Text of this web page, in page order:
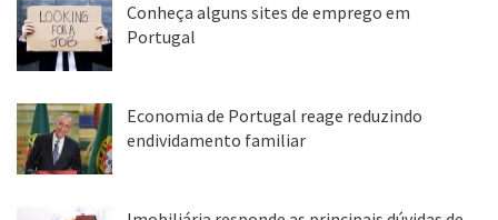
Conheça alguns sites de emprego em
Portugal
Economia de Portugal reage reduzindo
endividamento familiar